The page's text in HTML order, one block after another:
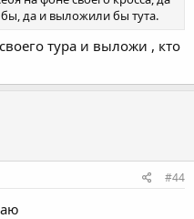
да и выложили бы тута.
тура и выложи , кто
#44